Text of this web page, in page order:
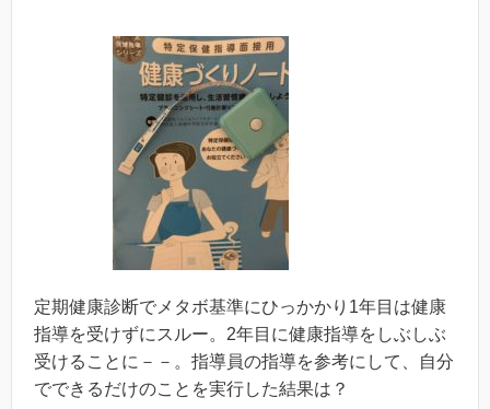
定期健康診断でメタボ基準にひっかかり1年目は健康
指導を受けずにスルー。2年目に健康指導をしぶしぶ
受けることに－－。指導員の指導を参考にして、自分
でできるだけのことを実行した結果は？